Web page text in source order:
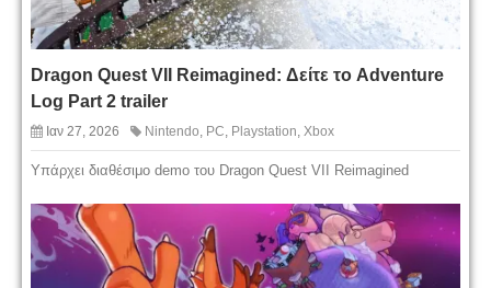
Dragon Quest VII Reimagined: Δείτε το Adventure
Log Part 2 trailer
Ιαν 27, 2026 Nintendo PC Playstation Xbox
Υπάρχει διαθέσιμο demo του Dragon Quest VII Reimagined